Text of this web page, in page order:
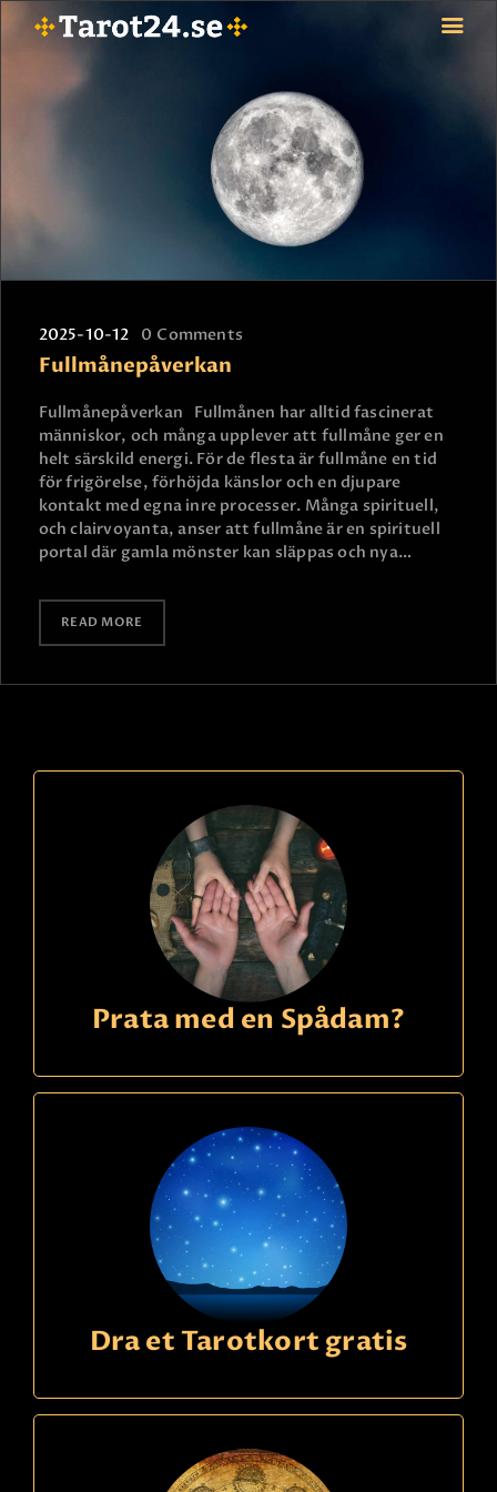
ASTROLOGI
STJÄRNTECKEN
SPÅDAM-SIERSKA
JOBBA SOM SPÅDAM
BETALNING
FAQ
KONTAKTA OSS
2025-10-12 0 Comments
Fullmånepåverkan
Fullmånepåverkan Fullmånen har alltid fascinerat
människor, och många upplever att fullmåne ger en
helt särskild energi. För de flesta är fullmåne en tid
för frigörelse, förhöjda känslor och en djupare
kontakt med egna inre processer. Många spirituell,
och clairvoyanta, anser att fullmåne är en spirituell
portal där gamla mönster kan släppas och nya…
READ MORE
Prata med en Spådam?
Dra et Tarotkort gratis